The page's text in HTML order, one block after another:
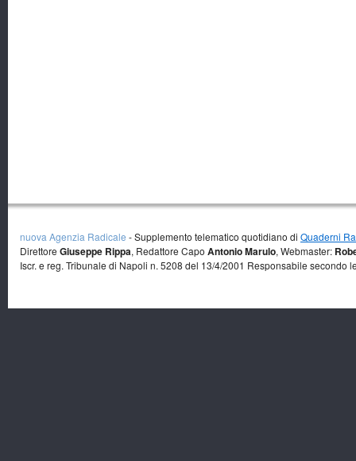
nuova Agenzia Radicale - Supplemento telematico quotidiano di Quaderni
Direttore Giuseppe Rippa, Redattore Capo Antonio Marulo, Webmaster:
Iscr. e reg. Tribunale di Napoli n. 5208 del 13/4/2001 Responsabile secondo